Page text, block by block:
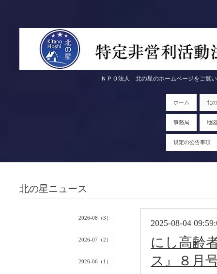
ＮＰＯ法人 北の星のホームページをご覧いただきま
ホーム 北
事務局 地図
規定の公告事項
2026-08（3）
2026-07（2）
2026-06（1）
北の星ニュース
2025-08-04
にし高齢
ス』８月